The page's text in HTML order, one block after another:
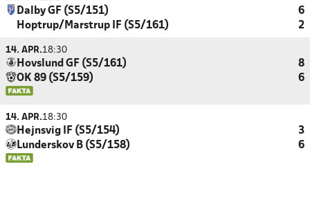
Dalby GF (S5/151)
6
Hoptrup/Marstrup IF (S5/161)
2
14. APR.18:30
Hovslund GF (S5/161)
8
OK 89 (S5/159)
6
14. APR.18:30
Hejnsvig IF (S5/154)
3
Lunderskov B (S5/158)
6